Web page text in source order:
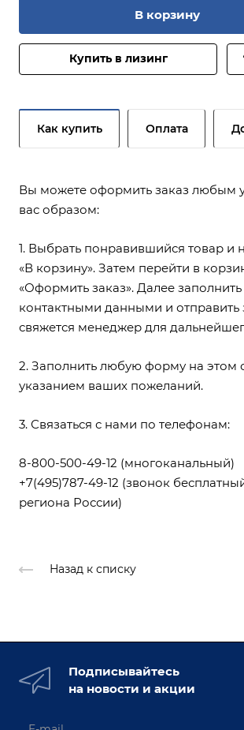
В корзину
Купить в лизинг
Как купить Оплата
Вы можете оформить заказ любым
вас образом:
1. Выбрать понравившийся товар и
«В корзину». Затем перейти в
«Оформить заказ». Далее
контактными данными и отправить
свяжется менеджер для
2. Заполнить любую форму на этом
указанием ваших пожеланий.
3. Связаться с нами по телефонам:
8-800-500-49-12 (многоканальный)
+7(495)787-49-12 (звонок
региона России)
Назад к списку
Подписывайтесь
на новости и акции